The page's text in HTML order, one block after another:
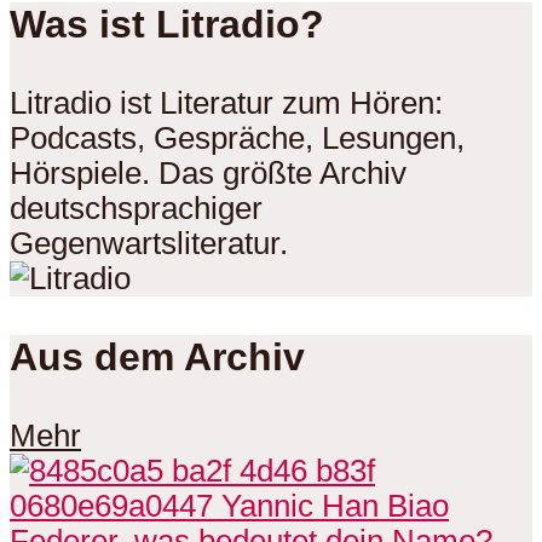
Was ist Litradio?
Litradio ist Literatur zum Hören:
Podcasts, Gespräche, Lesungen,
Hörspiele. Das größte Archiv
deutschsprachiger
Gegenwartsliteratur.
Aus dem Archiv
Mehr